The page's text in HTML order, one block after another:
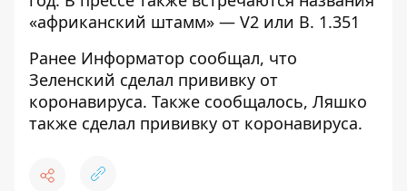
«африканский штамм» — V2 или B. 1.351
Ранее Информатор сообщал, что
Зеленский сделал прививку от
коронавируса. Также сообщалось, Ляшко
также сделал прививку от коронавируса.